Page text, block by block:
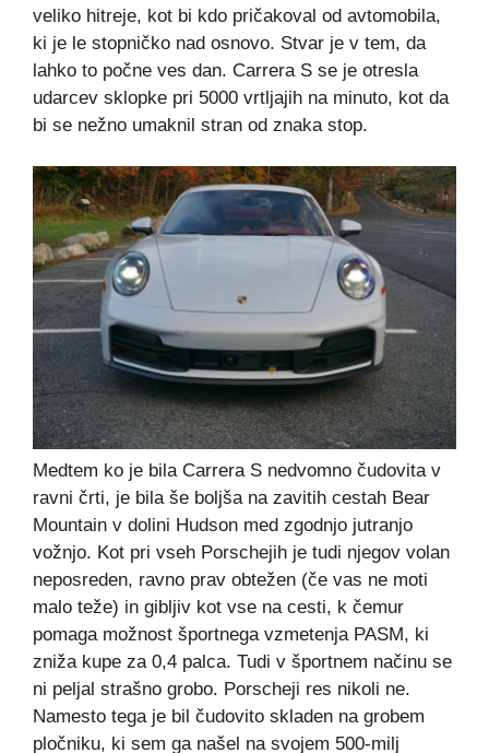
veliko hitreje, kot bi kdo pričakoval od avtomobila,
ki je le stopničko nad osnovo. Stvar je v tem, da
lahko to počne ves dan. Carrera S se je otresla
udarcev sklopke pri 5000 vrtljajih na minuto, kot da
bi se nežno umaknil stran od znaka stop.
Medtem ko je bila Carrera S nedvomno čudovita v
ravni črti, je bila še boljša na zavitih cestah Bear
Mountain v dolini Hudson med zgodnjo jutranjo
vožnjo. Kot pri vseh Porschejih je tudi njegov volan
neposreden, ravno prav obtežen (če vas ne moti
malo teže) in gibljiv kot vse na cesti, k čemur
pomaga možnost športnega vzmetenja PASM, ki
zniža kupe za 0,4 palca. Tudi v športnem načinu se
ni peljal strašno grobo. Porscheji res nikoli ne.
Namesto tega je bil čudovito skladen na grobem
pločniku, ki sem ga našel na svojem 500-milj